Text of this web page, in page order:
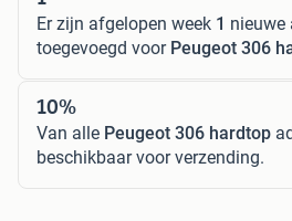
Er zijn afgelopen week 1 nieuwe
toegevoegd voor Peugeot 306
10%
Van alle Peugeot 306 hardtop
beschikbaar voor verzending.